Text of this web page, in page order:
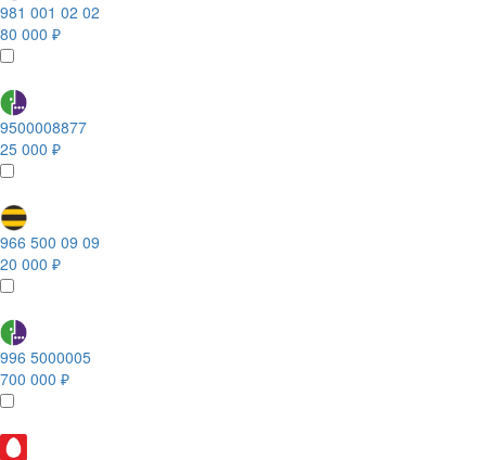
981 001 02 02
80 000 ₽
9500008877
25 000 ₽
966 500 09 09
20 000 ₽
996 5000005
700 000 ₽